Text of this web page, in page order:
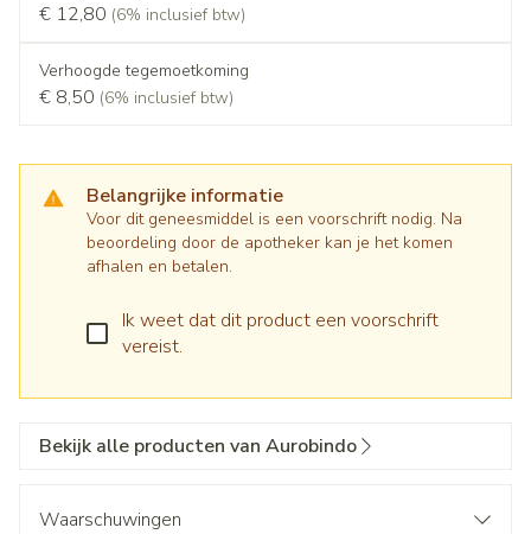
€ 12,80 (6% inclusief btw)
Verhoogde tegemoetkoming
€ 8,50 (6% inclusief btw)
Belangrijke informatie
Voor dit geneesmiddel is een voorschrift nodig. Na
beoordeling door de apotheker kan je het komen
afhalen en betalen.
Ik weet dat dit product een voorschrift
vereist.
Bekijk alle producten van Aurobindo
Waarschuwingen